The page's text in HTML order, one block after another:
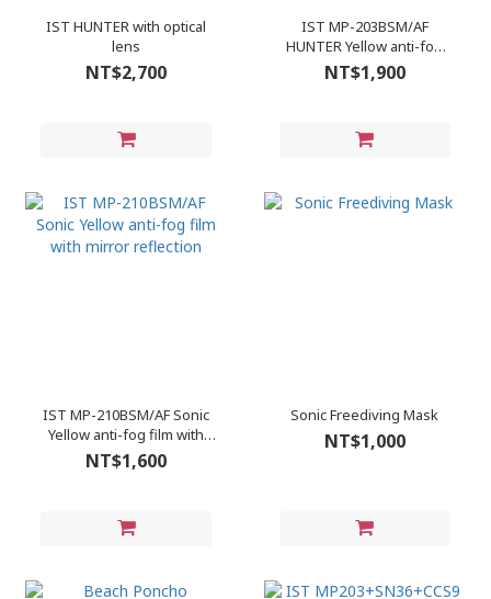
IST HUNTER with optical
lens
NT$2,700
IST MP-203BSM/AF
HUNTER Yellow anti-fog
film with mirror reflection
NT$1,900
IST MP-210BSM/AF Sonic
Yellow anti-fog film with
mirror reflection
NT$1,600
Sonic Freediving Mask
NT$1,000